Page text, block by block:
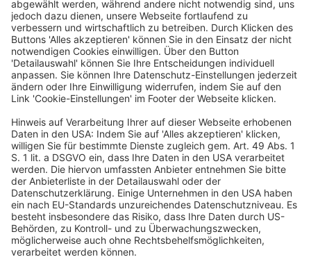
Aus Sicht des Bundesrates ist es problematisch, dass
Verbraucherinnen und Verbraucher bei mangelhaften
Produkten ihre Gewährleistungsrechte kaum
wahrnehmen. Es erschiene ihnen geradezu
aussichtslos, den eigentlichen Anbieter zu ermitteln
oder zu erreichen. Da die Online-Plattformen häufig nur
als Vermittler agierten, nicht aber als Anbieter der
Waren, sei es derzeit kaum möglich, sie in Mithaftung zu
nehmen. Es solle daher geprüft werden, ob die
Sorgfaltspflichten der Betreiber nachgeschärft werden
könnten. Dafür würde sich der geplante Digital Fairness
Act anbieten.
Ausbau von Zoll und Produktsicherheitskontrollen
Schließlich bitten die Länder die Bundesregierung, sich
für faire Wettbewerbsbedingungen zwischen
europäischen und außereuropäischen Anbietern